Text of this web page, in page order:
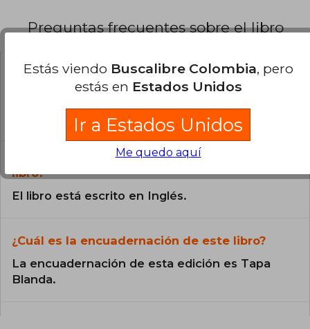
Preguntas frecuentes sobre el libro
¿El libro es original?
catálogo son Originales.
¿En qué Idioma está escrito el
libro?
El libro está escrito en Inglés.
¿Cuál es la encuadernación de este libro?
La encuadernación de esta edición es Tapa
Blanda.
Estás viendo Buscalibre Colombia, pero
estás en Estados Unidos
Ir a Estados Unidos
Me quedo aquí